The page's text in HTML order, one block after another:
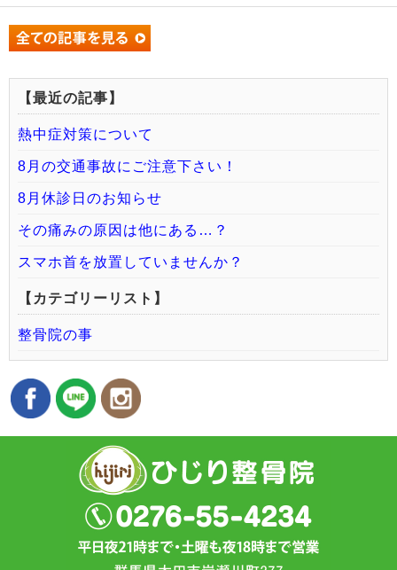
【最近の記事】
熱中症対策について
8月の交通事故にご注意下さい！
8月休診日のお知らせ
その痛みの原因は他にある…？
スマホ首を放置していませんか？
【カテゴリーリスト】
整骨院の事